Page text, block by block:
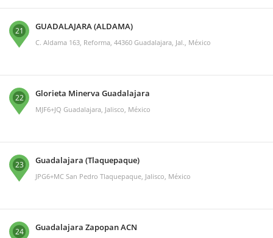
21 GUADALAJARA (ALDAMA)
C. Aldama 163, Reforma, 44360 Guadalajara, Jal., México
22 Glorieta Minerva Guadalajara
MJF6+JQ Guadalajara, Jalisco, México
23 Guadalajara (Tlaquepaque)
JPG6+MC San Pedro Tlaquepaque, Jalisco, México
24 Guadalajara Zapopan ACN